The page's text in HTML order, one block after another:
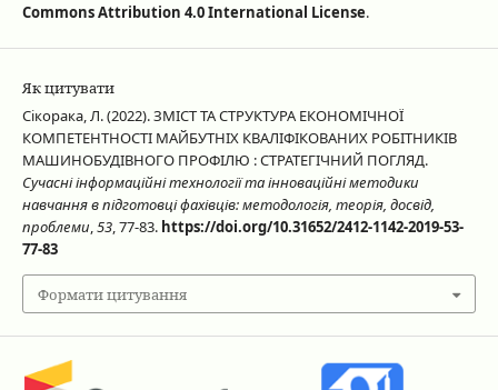
Commons Attribution 4.0 International License.
Як цитувати
Сікорака, Л. (2022). ЗМІСТ ТА СТРУКТУРА ЕКОНОМІЧНОЇ
КОМПЕТЕНТНОСТІ МАЙБУТНІХ КВАЛІФІКОВАНИХ РОБІТНИКІВ
МАШИНОБУДІВНОГО ПРОФІЛЮ : СТРАТЕГІЧНИЙ ПОГЛЯД.
Сучасні інформаційні технології та інноваційні методики
навчання в підготовці фахівців: методологія, теорія, досвід,
проблеми,53, 77-83. https://doi.org/10.31652/2412-1142-2019-53-
77-83
Формати цитування